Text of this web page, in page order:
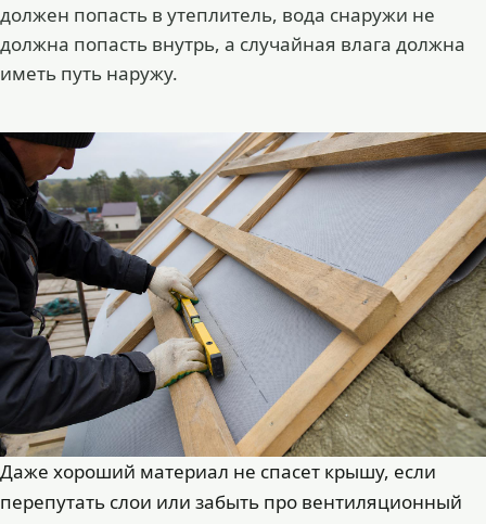
должен попасть в утеплитель, вода снаружи не
должна попасть внутрь, а случайная влага должна
иметь путь наружу.
Даже хороший материал не спасет крышу, если
перепутать слои или забыть про вентиляционный